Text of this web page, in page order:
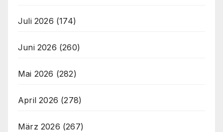
Juli 2026 (174)
Juni 2026 (260)
Mai 2026 (282)
April 2026 (278)
März 2026 (267)